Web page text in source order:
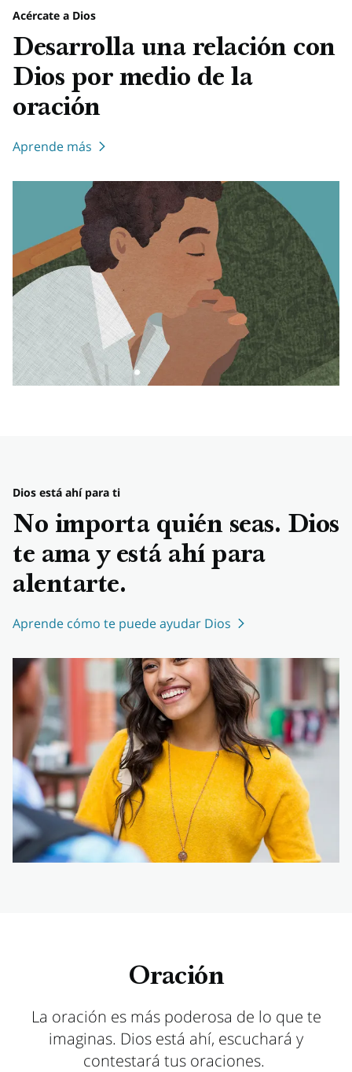
Acércate a Dios
Desarrolla una relación con
Dios por medio de la
oración
Aprende más
Dios está ahí para ti
No importa quién seas. Dios
te ama y está ahí para
alentarte.
Aprende cómo te puede ayudar Dios
Oración
La oración es más poderosa de lo que te
imaginas. Dios está ahí, escuchará y
contestará tus oraciones.